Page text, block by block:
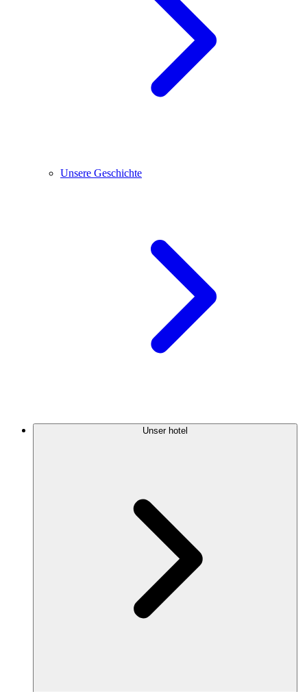
Unsere Geschichte
Unser hotel